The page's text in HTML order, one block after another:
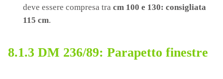
deve essere compresa tra cm 100 e 130: consigliata
115 cm.
8.1.3 DM 236/89: Parapetto finestre